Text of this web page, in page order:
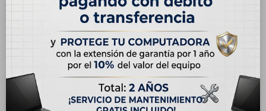
ENVÍO GRATIS
OUTLET - Apple iPhone 16
256GB - Verde Azulado
USD913,00 990,00
ENVÍO GRATIS
OUTLET - Apple iPhone 13
Pro 128GB - Grafito
USD 565,00
USD 699,00